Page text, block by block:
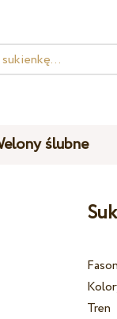
ślubne
Fason
Tren